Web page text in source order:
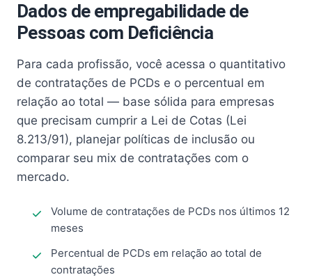
Dados de empregabilidade de
Pessoas com Deficiência
Para cada profissão, você acessa o quantitativo
de contratações de PCDs e o percentual em
relação ao total — base sólida para empresas
que precisam cumprir a Lei de Cotas (Lei
8.213/91), planejar políticas de inclusão ou
comparar seu mix de contratações com o
mercado.
Volume de contratações de PCDs nos últimos 12
meses
Percentual de PCDs em relação ao total de
contratações